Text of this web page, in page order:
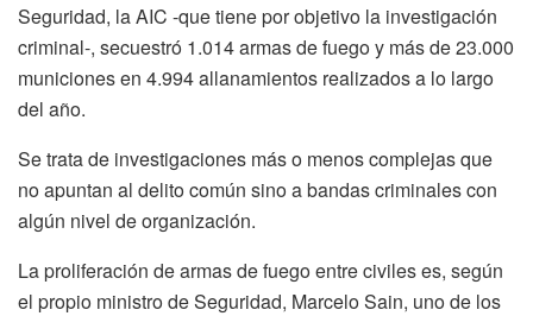
Seguridad, la AIC -que tiene por objetivo la investigación
criminal-, secuestró 1.014 armas de fuego y más de 23.000
municiones en 4.994 allanamientos realizados a lo largo
del año.
Se trata de investigaciones más o menos complejas que
no apuntan al delito común sino a bandas criminales con
algún nivel de organización.
La proliferación de armas de fuego entre civiles es, según
el propio ministro de Seguridad, Marcelo Sain, uno de los